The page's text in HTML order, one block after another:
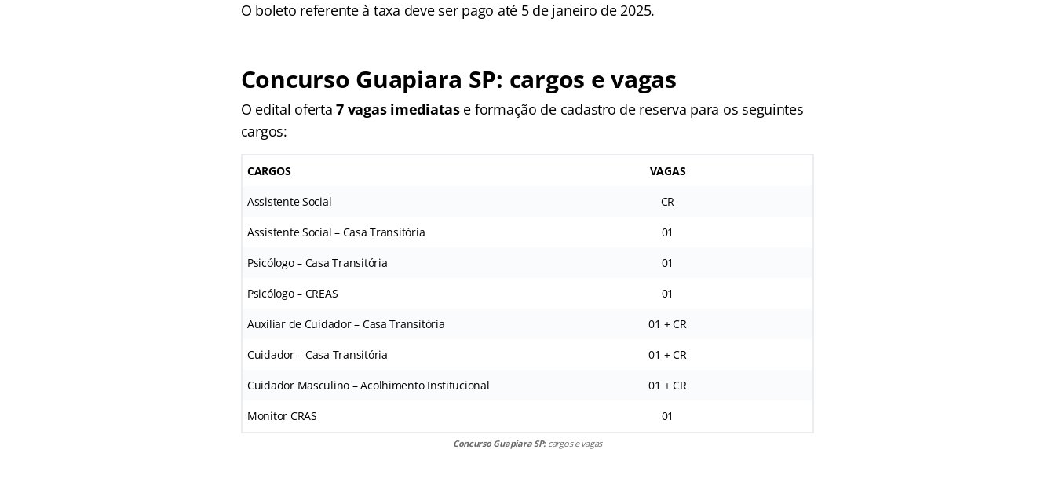
O boleto referente à taxa deve ser pago até 5 de janeiro de 2025.
Concurso Guapiara SP: cargos e vagas
O edital oferta7 vagas imediatase formação de cadastro de reserva para os seguintes
cargos:
CARGOS VAGAS
Assistente Social CR
Assistente Social – Casa Transitória 01
Psicólogo – Casa Transitória 01
Psicólogo – CREAS 01
Auxiliar de Cuidador – Casa Transitória 01 + CR
Cuidador – Casa Transitória 01 + CR
Cuidador Masculino – Acolhimento Institucional 01 + CR
Monitor CRAS 01
Concurso Guapiara SP:cargos e vagas